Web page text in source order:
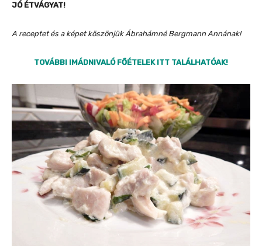
JÓ ÉTVÁGYAT!
A receptet és a képet köszönjük Ábrahámné Bergmann Annának!
TOVÁBBI IMÁDNIVALÓ FŐÉTELEK ITT TALÁLHATÓAK!